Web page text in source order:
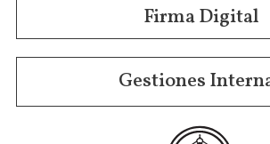
Firma Digital
Gestiones